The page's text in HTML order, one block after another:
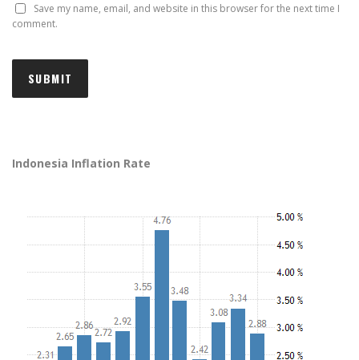
Save my name, email, and website in this browser for the next time I
comment.
Indonesia Inflation Rate